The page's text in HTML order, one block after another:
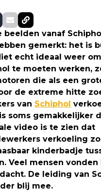
beelden vanaf
gemerkt: het is
echt ideaal weer
te moeten werken,
die als een
de extreme hitte
van Schiphol
soms gemakkelijker
video is te zien dat
verkoeling
kinderbadje
Veel mensen vonden
De leiding van
blij mee.